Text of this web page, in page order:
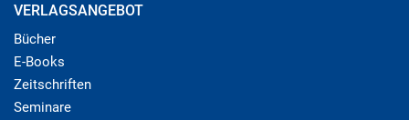
VERLAGSANGEBOT
Bücher
E-Books
Zeitschriften
Seminare